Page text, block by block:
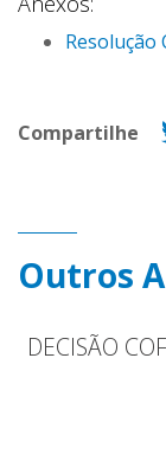
Resolução
Compartilhe
Outros
DECISÃO